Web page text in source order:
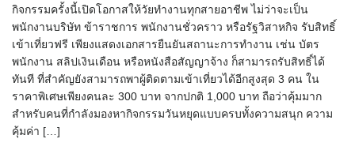
กิจกรรมครั้งนี้เปิดโอกาสให้วัยทำงานทุกสายอาชีพ ไม่ว่าจะเป็น
พนักงานบริษัท ข้าราชการ พนักงานชั่วคราว หรือรัฐวิสาหกิจ รับสิทธิ์
เข้าเที่ยวฟรี เพียงแสดงเอกสารยืนยันสถานะการทำงาน เช่น บัตร
พนักงาน สลิปเงินเดือน หรือหนังสือสัญญาจ้าง ก็สามารถรับสิทธิ์ได้
ทันที ที่สำคัญยังสามารถพาผู้ติดตามเข้าเที่ยวได้อีกสูงสุด 3 คน ใน
ราคาพิเศษเพียงคนละ 300 บาท จากปกติ 1,000 บาท ถือว่าคุ้มมาก
สำหรับคนที่กำลังมองหากิจกรรมวันหยุดแบบครบทั้งความสนุก ความ
คุ้มค่า […]